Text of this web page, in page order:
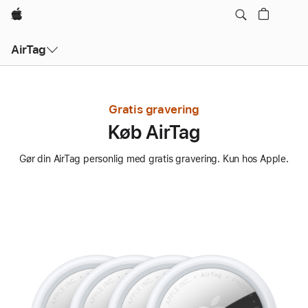
Apple
AirTag
Gratis gravering
Køb AirTag
Gør din AirTag personlig med gratis gravering. Kun hos Apple.